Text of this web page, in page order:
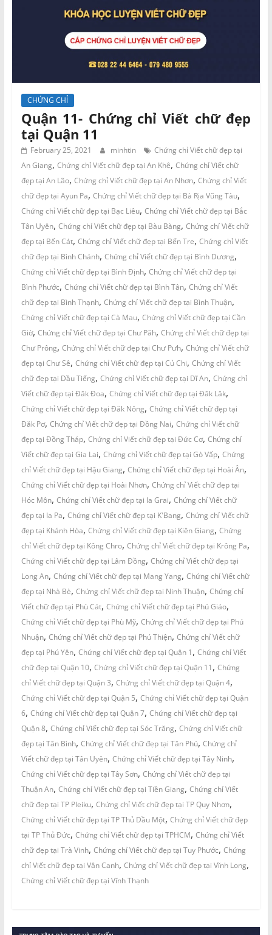
CHỨNG CHỈ
Quận 11- Chứng chỉ Viết chữ đẹp
tại Quận 11
February 25, 2021 minhtin
Chứng chỉ Viết chữ đẹp tại
An Giang, Chứng chỉ Viết chữ đẹp tại An Khê, Chứng chỉ Viết chữ
đẹp tại An Lão, Chứng chỉ Viết chữ đẹp tại An Nhơn, Chứng chỉ Viết
chữ đẹp tại Ayun Pa, Chứng chỉ Viết chữ đẹp tại Bà Rịa Vũng Tàu,
Chứng chỉ Viết chữ đẹp tại Bạc Liêu, Chứng chỉ Viết chữ đẹp tại Bắc
Tân Uyên, Chứng chỉ Viết chữ đẹp tại Bàu Bàng, Chứng chỉ Viết chữ
đẹp tại Bến Cát, Chứng chỉ Viết chữ đẹp tại Bến Tre, Chứng chỉ Viết
chữ đẹp tại Bình Chánh, Chứng chỉ Viết chữ đẹp tại Bình Dương,
Chứng chỉ Viết chữ đẹp tại Bình Định, Chứng chỉ Viết chữ đẹp tại
Bình Phước, Chứng chỉ Viết chữ đẹp tại Bình Tân, Chứng chỉ Viết
chữ đẹp tại Bình Thạnh, Chứng chỉ Viết chữ đẹp tại Bình Thuận,
Chứng chỉ Viết chữ đẹp tại Cà Mau, Chứng chỉ Viết chữ đẹp tại Cần
Giờ, Chứng chỉ Viết chữ đẹp tại Chư Păh, Chứng chỉ Viết chữ đẹp tại
Chư Prông, Chứng chỉ Viết chữ đẹp tại Chư Pưh, Chứng chỉ Viết chữ
đẹp tại Chư Sê, Chứng chỉ Viết chữ đẹp tại Củ Chi, Chứng chỉ Viết
chữ đẹp tại Dầu Tiếng, Chứng chỉ Viết chữ đẹp tại Dĩ An, Chứng chỉ
Viết chữ đẹp tại Đăk Đoa, Chứng chỉ Viết chữ đẹp tại Đăk Lăk,
Chứng chỉ Viết chữ đẹp tại Đăk Nông, Chứng chỉ Viết chữ đẹp tại
Đăk Pơ, Chứng chỉ Viết chữ đẹp tại Đồng Nai, Chứng chỉ Viết chữ
đẹp tại Đồng Tháp, Chứng chỉ Viết chữ đẹp tại Đức Cơ, Chứng chỉ
Viết chữ đẹp tại Gia Lai, Chứng chỉ Viết chữ đẹp tại Gò Vấp, Chứng
chỉ Viết chữ đẹp tại Hậu Giang, Chứng chỉ Viết chữ đẹp tại Hoài Ân,
Chứng chỉ Viết chữ đẹp tại Hoài Nhơn, Chứng chỉ Viết chữ đẹp tại
Hóc Môn, Chứng chỉ Viết chữ đẹp tại Ia Grai, Chứng chỉ Viết chữ
đẹp tại Ia Pa, Chứng chỉ Viết chữ đẹp tại K'Bang, Chứng chỉ Viết chữ
đẹp tại Khánh Hòa, Chứng chỉ Viết chữ đẹp tại Kiên Giang, Chứng
chỉ Viết chữ đẹp tại Kông Chro, Chứng chỉ Viết chữ đẹp tại Krông Pa,
Chứng chỉ Viết chữ đẹp tại Lâm Đồng, Chứng chỉ Viết chữ đẹp tại
Long An, Chứng chỉ Viết chữ đẹp tại Mang Yang, Chứng chỉ Viết chữ
đẹp tại Nhà Bè, Chứng chỉ Viết chữ đẹp tại Ninh Thuận, Chứng chỉ
Viết chữ đẹp tại Phù Cát, Chứng chỉ Viết chữ đẹp tại Phú Giáo,
Chứng chỉ Viết chữ đẹp tại Phù Mỹ, Chứng chỉ Viết chữ đẹp tại Phú
Nhuận, Chứng chỉ Viết chữ đẹp tại Phú Thiện, Chứng chỉ Viết chữ
đẹp tại Phú Yên, Chứng chỉ Viết chữ đẹp tại Quận 1, Chứng chỉ Viết
chữ đẹp tại Quận 10, Chứng chỉ Viết chữ đẹp tại Quận 11, Chứng
chỉ Viết chữ đẹp tại Quận 3, Chứng chỉ Viết chữ đẹp tại Quận 4,
Chứng chỉ Viết chữ đẹp tại Quận 5, Chứng chỉ Viết chữ đẹp tại Quận
6, Chứng chỉ Viết chữ đẹp tại Quận 7, Chứng chỉ Viết chữ đẹp tại
Quận 8, Chứng chỉ Viết chữ đẹp tại Sóc Trăng, Chứng chỉ Viết chữ
đẹp tại Tân Bình, Chứng chỉ Viết chữ đẹp tại Tân Phú, Chứng chỉ
Viết chữ đẹp tại Tân Uyên, Chứng chỉ Viết chữ đẹp tại Tây Ninh,
Chứng chỉ Viết chữ đẹp tại Tây Sơn, Chứng chỉ Viết chữ đẹp tại
Thuận An, Chứng chỉ Viết chữ đẹp tại Tiền Giang, Chứng chỉ Viết
chữ đẹp tại TP Pleiku, Chứng chỉ Viết chữ đẹp tại TP Quy Nhơn,
Chứng chỉ Viết chữ đẹp tại TP Thủ Dầu Một, Chứng chỉ Viết chữ đẹp
tại TP Thủ Đức, Chứng chỉ Viết chữ đẹp tại TPHCM, Chứng chỉ Viết
chữ đẹp tại Trà Vinh, Chứng chỉ Viết chữ đẹp tại Tuy Phước, Chứng
chỉ Viết chữ đẹp tại Vân Canh, Chứng chỉ Viết chữ đẹp tại Vĩnh Long,
Chứng chỉ Viết chữ đẹp tại Vĩnh Thạnh